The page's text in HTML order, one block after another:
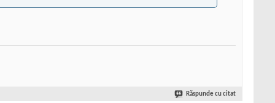
Răspunde cu citat